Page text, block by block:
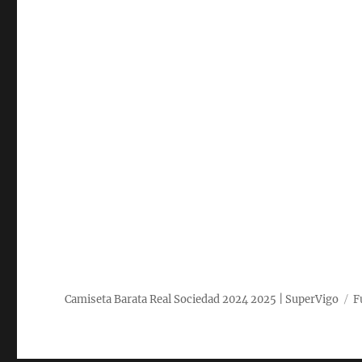
Camiseta Barata Real Sociedad 2024 2025 | SuperVigo